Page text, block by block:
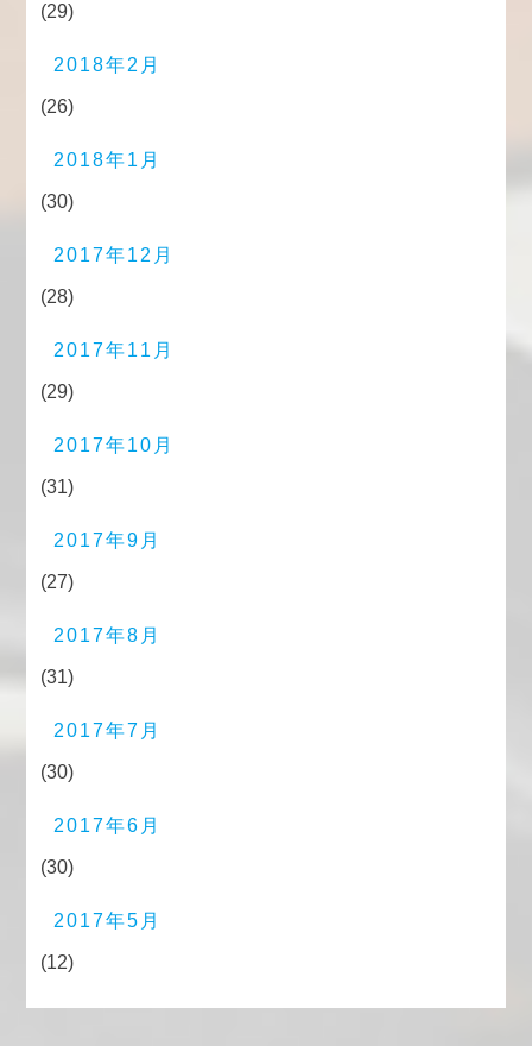
(29)
2018年2月
(26)
2018年1月
(30)
2017年12月
(28)
2017年11月
(29)
2017年10月
(31)
2017年9月
(27)
2017年8月
(31)
2017年7月
(30)
2017年6月
(30)
2017年5月
(12)